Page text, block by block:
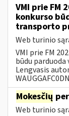
VMI prie FM
konkurso
transporto
Web turinio
VMI prie FM
būdu
Lengvasis
Mokesčių
Web turinio